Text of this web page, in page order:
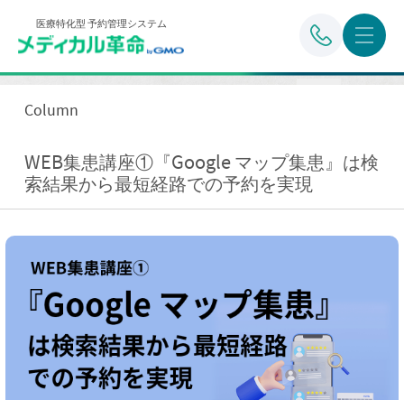
医療特化型 予約管理システム
Column
WEB集患講座①『Google マップ集患』は検
索結果から最短経路での予約を実現